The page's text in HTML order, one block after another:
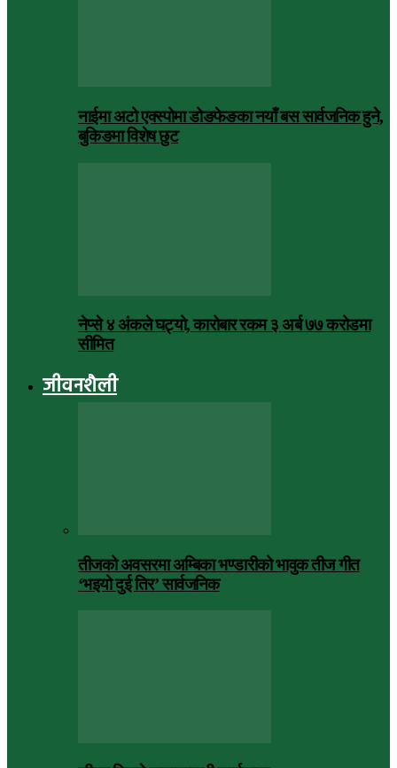
नाईमा अटो एक्स्पोमा डोङफेङका नयाँ बस सार्वजनिक हुने,
बुकिङमा विशेष छुट
नेप्से ४ अंकले घट्यो, कारोबार रकम ३ अर्ब ७७ करोडमा
सीमित
जीवनशैली
तीजको अवसरमा अम्बिका भण्डारीको भावुक तीज गीत
‘भइयो दुई तिर’ सार्वजनिक